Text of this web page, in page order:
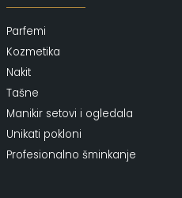
Parfemi
Kozmetika
Nakit
Tašne
Manikir setovi i ogledala
Unikati pokloni
Profesionalno šminkanje